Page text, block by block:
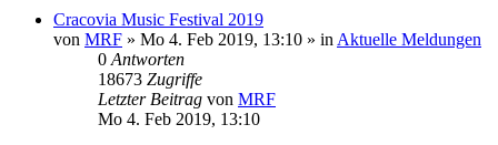
Cracovia Music Festival 2019
von MRF » Mo 4. Feb 2019, 13:10 » in Aktuelle Meldungen
0 Antworten
18673 Zugriffe
Letzter Beitrag von MRF
Mo 4. Feb 2019, 13:10